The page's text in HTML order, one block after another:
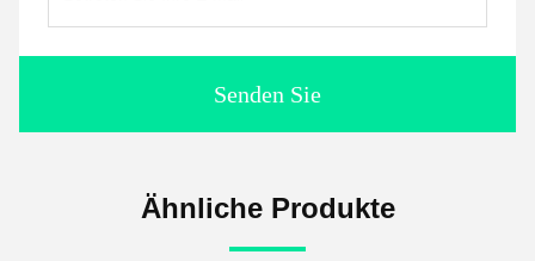
Senden Sie
Ähnliche Produkte